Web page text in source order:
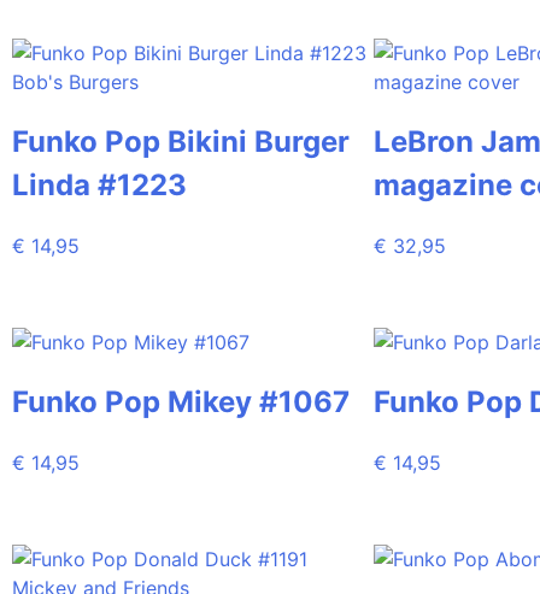
Funko Pop Bikini Burger
Linda #1223
€ 14,95
LeBron
magazine
€ 32,95
Funko Pop Mikey #1067
€ 14,95
Funko Pop
€ 14,95